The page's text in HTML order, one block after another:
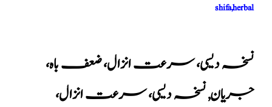
shifa,herbal
نسخہ دیسی، سرعت انزال، ضعف باہ،
جریان,نسخہ دیسی، سرعت انزال،